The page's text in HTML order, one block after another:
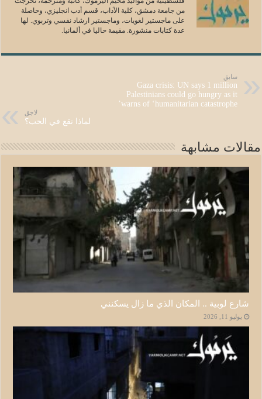
من جامعة دمشق، كلية الآداب، قسم أدب انجليزي، وحاصلة
على ماجستير لغويات، وماجستير ارشاد نفسي وتربوي. لها
عدة كتابات منشورة. مقيمة حاليا في ألمانيا.
سابق
Gaza crisis: UN says 1 million
Palestinians could go hungry as it
warns of ‘humanitarian catastrophe’
لاجق
لماذا نقع في الحب؟
مقالات مشابهة
شارع لوبية .. المكان الذي ما زال يسكنني
يوليو 11, 2026